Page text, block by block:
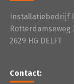
Installatiebedrijf
Rotterdamseweg
2629 HG DELFT
Contact: